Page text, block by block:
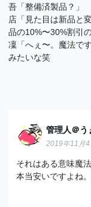
吾「整備済製品？」
店「見た目は新品と
品の10%〜30%割引
凜「へぇ〜。魔法です
みたいな笑
管理人＠う
2019年11月4
それはある意味魔
本当安いですよね。